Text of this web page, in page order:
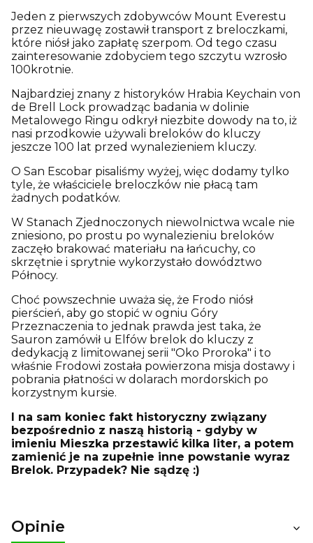
Jeden z pierwszych zdobywców Mount Everestu
przez nieuwagę zostawił transport z breloczkami,
które niósł jako zapłatę szerpom. Od tego czasu
zainteresowanie zdobyciem tego szczytu wzrosło
100krotnie.
Najbardziej znany z historyków Hrabia Keychain von
de Brell Lock prowadząc badania w dolinie
Metalowego Ringu odkrył niezbite dowody na to, iż
nasi przodkowie używali breloków do kluczy
jeszcze 100 lat przed wynalezieniem kluczy.
O San Escobar pisaliśmy wyżej, więc dodamy tylko
tyle, że właściciele breloczków nie płacą tam
żadnych podatków.
W Stanach Zjednoczonych niewolnictwa wcale nie
zniesiono, po prostu po wynalezieniu breloków
zaczęło brakować materiału na łańcuchy, co
skrzętnie i sprytnie wykorzystało dowództwo
Północy.
Choć powszechnie uważa się, że Frodo niósł
pierścień, aby go stopić w ogniu Góry
Przeznaczenia to jednak prawda jest taka, że
Sauron zamówił u Elfów brelok do kluczy z
dedykacją z limitowanej serii "Oko Proroka" i to
właśnie Frodowi została powierzona misja dostawy i
pobrania płatności w dolarach mordorskich po
korzystnym kursie.
I na sam koniec fakt historyczny związany
bezpośrednio z naszą historią - gdyby w
imieniu Mieszka przestawić kilka liter, a potem
zamienić je na zupełnie inne powstanie wyraz
Brelok. Przypadek? Nie sądzę :)
Opinie